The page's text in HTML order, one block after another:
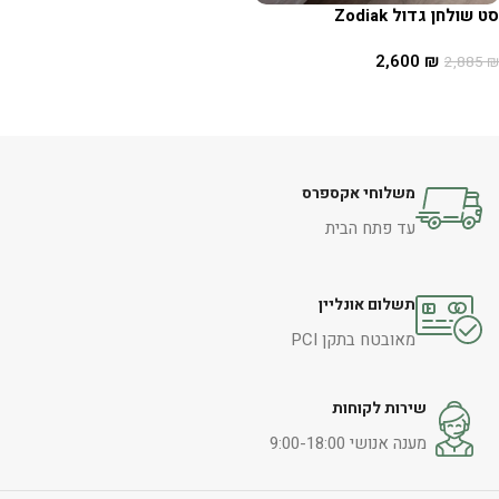
סט שולחן גדול Zodiak
2,885₪
2,600 ₪
משלוחי אקספרס
עד פתח הבית
תשלום אונליין
מאובטח בתקן PCI
שירות לקוחות
מענה אנושי 9:00-18:00